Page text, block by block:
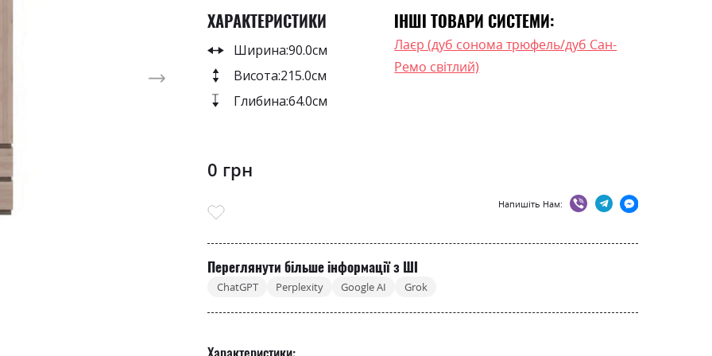
ХАРАКТЕРИСТИКИ
Ширина:90.0см
Висота:215.0см
Глибина:64.0см
ІНШІ ТОВАРИ СИСТЕМИ:
Лаєр (дуб сонома трюфель/дуб Сан-
Ремо світлий)
0 грн
Напишіть Нам:
Переглянути більше інформації з ШІ
ChatGPT Perplexity Google AI Grok